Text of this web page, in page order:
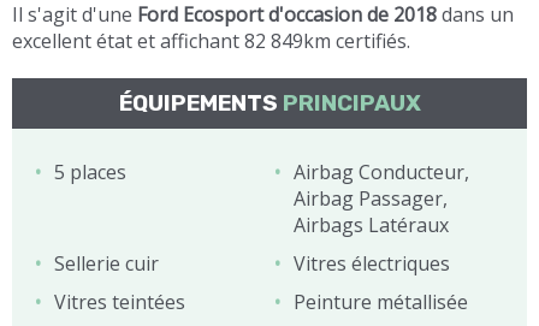
Il s'agit d'une Ford Ecosport d'occasion de 2018dans un
excellent état et affichant 82 849km certifiés.
ÉQUIPEMENTS PRINCIPAUX
5 places
Airbag Conducteur,
Airbag Passager,
Airbags Latéraux
Sellerie cuir
Vitres électriques
Vitres teintées
Peinture métallisée